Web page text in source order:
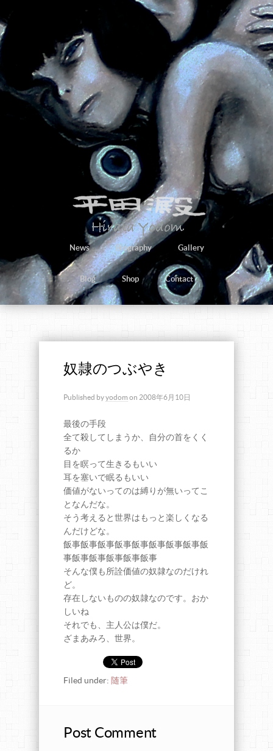
News Biography Gallery
Blog Shop Contact
奴隷のつぶやき
Published byyodom on 2008年6月10日
最後の手段
全て殺してしまうか、自分の首をくく
るか
目を瞑って生きるもいい
耳を塞いで眠るもいい
価値がないってのは縛りが無いってこ
となんだな。
そう考えると世界はもっと楽しくなる
んだけどな。
飯事飯事飯事飯事飯事飯事飯事飯事飯
事飯事飯事飯事飯事飯事
そんな僕も所詮価値の奴隷なのだけれ
ど。
存在しないものの奴隷なのです。おか
しいね
それでも、主人公は僕だ。
ざまあみろ、世界。
Filed under: 随筆
Post Comment